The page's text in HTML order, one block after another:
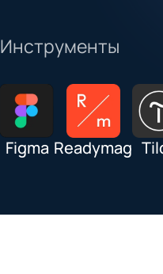
Инструменты
Figma Readymag